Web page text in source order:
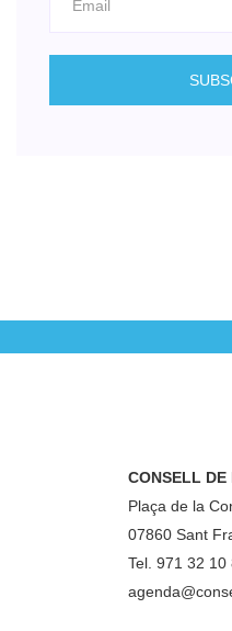
CONSELL DE
Plaça de la
07860 Sant
Tel. 971 32 10